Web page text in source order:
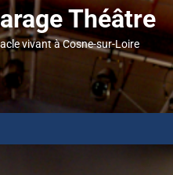
Théâtre
vivant à Cosne-sur-Loire